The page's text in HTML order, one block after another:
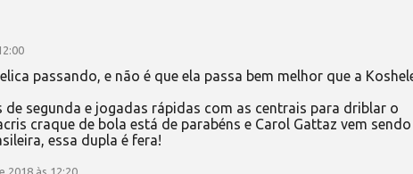
passando, e não é que ela passa bem melhor que a
segunda e jogadas rápidas com as centrais para driblar o
craque de bola está de parabéns e Carol Gattaz vem sendo
essa dupla é fera!